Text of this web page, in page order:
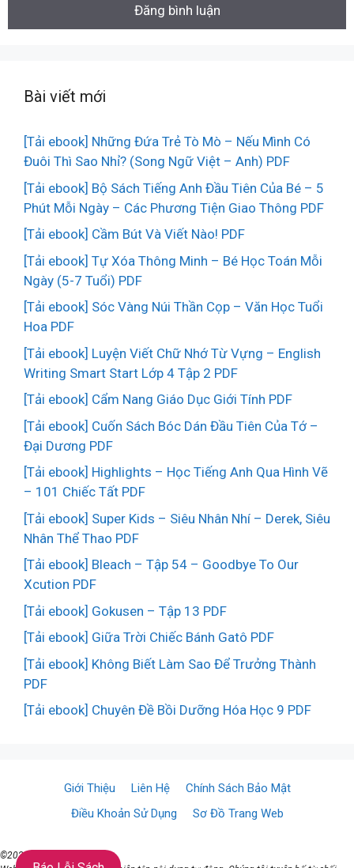
Bài viết mới
[Tải ebook] Những Đứa Trẻ Tò Mò – Nếu Mình Có
Đuôi Thì Sao Nhỉ? (Song Ngữ Việt – Anh) PDF
[Tải ebook] Bộ Sách Tiếng Anh Đầu Tiên Của Bé – 5
Phút Mỗi Ngày – Các Phương Tiện Giao Thông PDF
[Tải ebook] Cầm Bút Và Viết Nào! PDF
[Tải ebook] Tự Xóa Thông Minh – Bé Học Toán Mỗi
Ngày (5-7 Tuổi) PDF
[Tải ebook] Sóc Vàng Núi Thần Cọp – Văn Học Tuổi
Hoa PDF
[Tải ebook] Luyện Viết Chữ Nhớ Từ Vựng – English
Writing Smart Start Lớp 4 Tập 2 PDF
[Tải ebook] Cẩm Nang Giáo Dục Giới Tính PDF
[Tải ebook] Cuốn Sách Bóc Dán Đầu Tiên Của Tớ –
Đại Dương PDF
[Tải ebook] Highlights – Học Tiếng Anh Qua Hình Vẽ
– 101 Chiếc Tất PDF
[Tải ebook] Super Kids – Siêu Nhân Nhí – Derek, Siêu
Nhân Thể Thao PDF
[Tải ebook] Bleach – Tập 54 – Goodbye To Our
Xcution PDF
[Tải ebook] Gokusen – Tập 13 PDF
[Tải ebook] Giữa Trời Chiếc Bánh Gatô PDF
[Tải ebook] Không Biết Làm Sao Để Trưởng Thành
PDF
[Tải ebook] Chuyên Đề Bồi Dưỡng Hóa Học 9 PDF
Giới Thiệu Liên Hệ
Chính Sách Bảo Mật
Điều Khoản Sử Dụng
Sơ Đồ Trang Web
©2021 ♥ TaiSach.Org